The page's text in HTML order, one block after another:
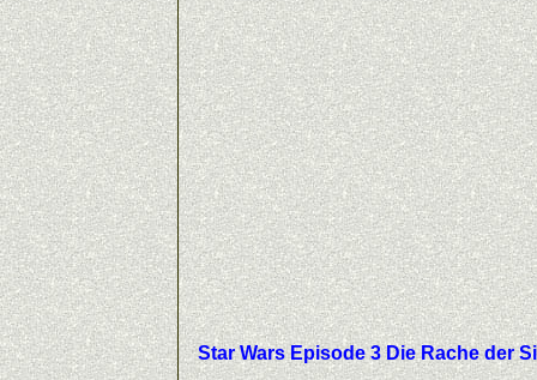
Star Wars Episode 3 Die Rache